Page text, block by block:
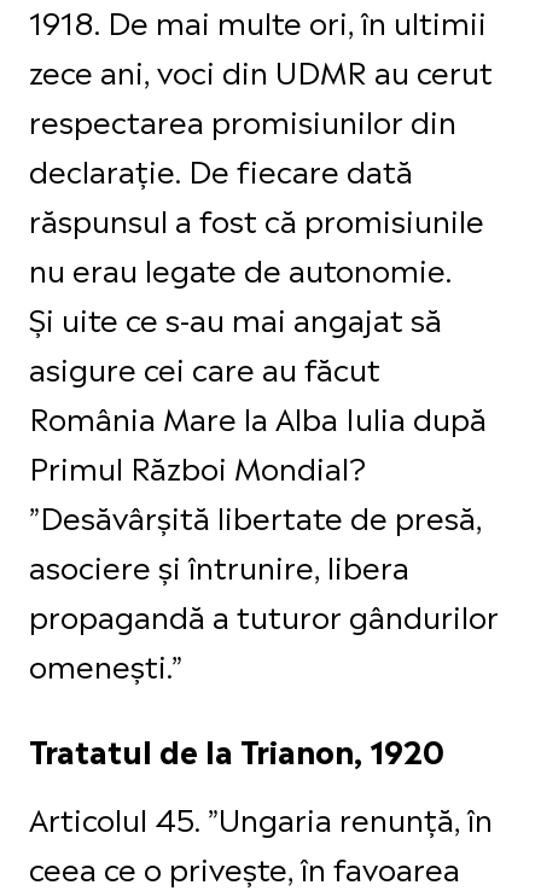
1918. De mai multe ori, în ultimii
zece ani, voci din UDMR au cerut
respectarea promisiunilor din
declarație. De fiecare dată
răspunsul a fost că promisiunile
nu erau legate de autonomie.
Și uite ce s-au mai angajat să
asigure cei care au făcut
România Mare la Alba Iulia după
Primul Război Mondial?
”Desăvârșită libertate de presă,
asociere și întrunire, libera
propagandă a tuturor gândurilor
omenești.”
Tratatul de la Trianon, 1920
Articolul 45. ”Ungaria renunță, în
ceea ce o privește, în favoarea